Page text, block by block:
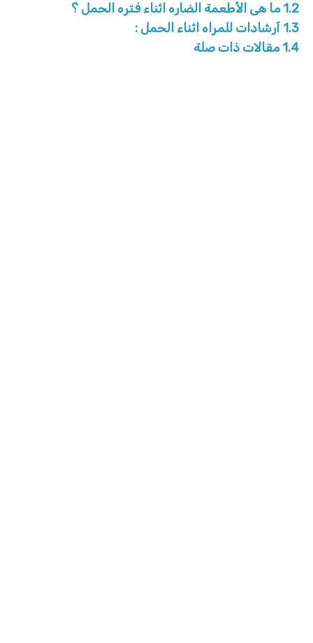
1.2 ما هى الأطعمة الضاره اثناء فتره الحمل ؟
1.3 آرشادات للمراه اثناء الحمل :
1.4 مقالات ذات صلة